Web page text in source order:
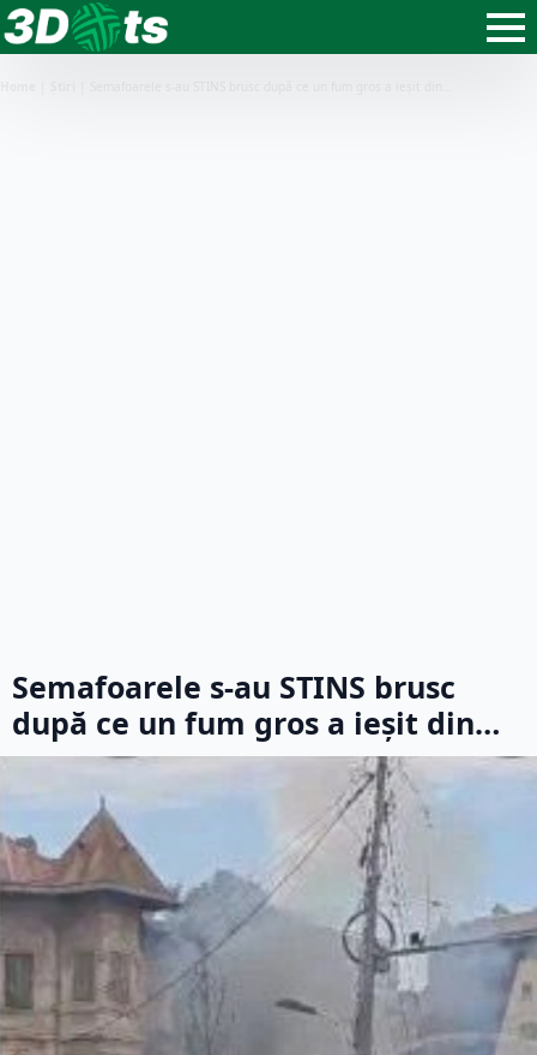
Semafoarele s-au STINS brusc
după ce un fum gros a ieșit din…